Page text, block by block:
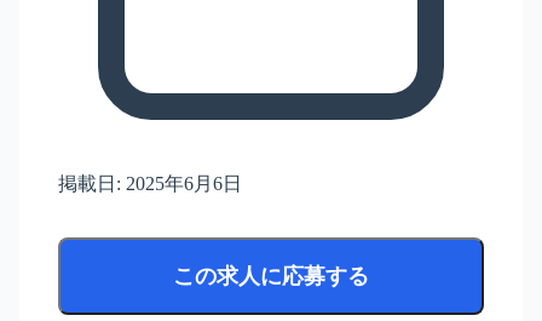
掲載日: 2025年6月6日
この求人に応募する